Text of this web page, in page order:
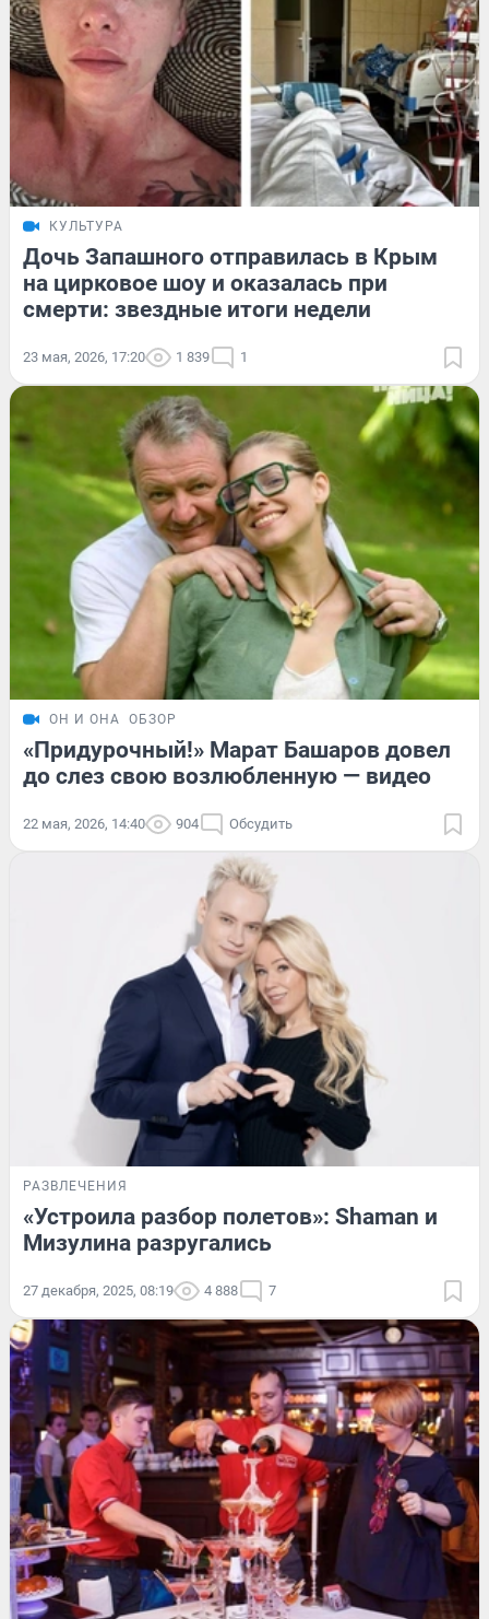
КУЛЬТУРА
Дочь Запашного отправилась в Крым
на цирковое шоу и оказалась при
смерти: звездные итоги недели
23 мая, 2026, 17:20 1 839 1
ОН И ОНА ОБЗОР
«Придурочный!» Марат Башаров довел
до слез свою возлюбленную — видео
22 мая, 2026, 14:40 904 Обсудить
РАЗВЛЕЧЕНИЯ
«Устроила разбор полетов»: Shaman и
Мизулина разругались
27 декабря, 2025, 08:19 4 888 7